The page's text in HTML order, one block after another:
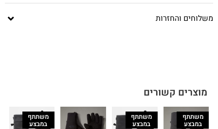
משלוחים והחזרות
מוצרים קשורים
משתתף
במבצע
משתתף
במבצע
משתתף
במבצע